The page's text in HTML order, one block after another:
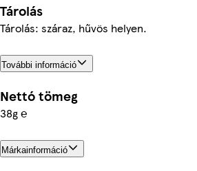
Tárolás
Tárolás: száraz, hűvös helyen.
További információ
Nettó tömeg
38g ℮
Márkainformáció